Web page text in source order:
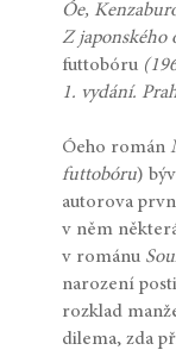
Óe,
Z
futtobóru
1. vydání.
Óeho román
futtobóru)
autorova
v něm
v románu
narození
rozklad
dilema, zda